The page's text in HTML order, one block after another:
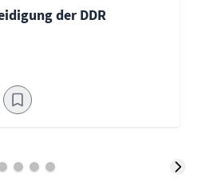
der DDR